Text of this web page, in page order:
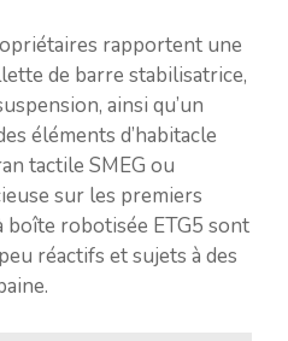
rapportent une
de barre stabilisatrice,
ainsi qu’un
éléments d’habitacle
tactile SMEG ou
sur les premiers
boîte robotisée ETG5 sont
réactifs et sujets à des